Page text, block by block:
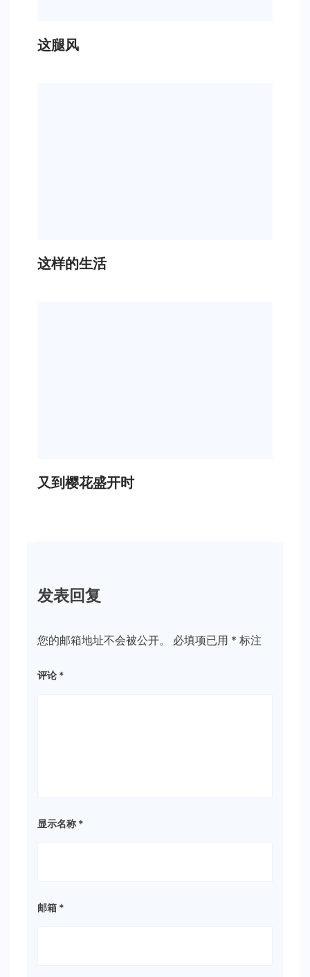
这腿风
这样的生活
又到樱花盛开时
发表回复
您的邮箱地址不会被公开。 必填项已用 * 标注
评论 *
显示名称 *
邮箱 *